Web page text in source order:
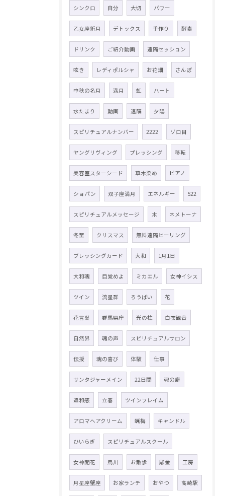
シンクロ 自分 大切 パワー
乙女座新月 デトックス 手作り 酵素
ドリンク ご紹介動画 遠隔セッション
呟き レディポルシャ お花畑 さんぽ
中秋の名月 満月 虹 ハート
水たまり 動画 遠隔 夕陽
スピリチュアルナンバー 2222 ゾロ目
ヤングリヴィング プレッシング 移転
美容室スターシード 草木染め ピアノ
ショパン 双子座満月 エネルギー 522
スピリチュアルメッセージ 木 ネメトーナ
冬至 クリスマス 無料遠隔ヒーリング
ブレッシングカード 大和 1月1日
大和魂 目覚めよ ミカエル 女神イシス
ツイン 流星群 ろうばい 花
花言葉 群馬県庁 光の柱 白衣観音
自然界 魂の声 スピリチュアルサロン
伝授 魂の喜び 体験 仕事
サンタジャーメイン 22日間 魂の癖
違和感 立春 ツインフレイム
アロマヘアクリーム 蝋梅 キャンドル
ひいらぎ スピリチュアルスクール
女神開花 烏川 お散歩 彫金 工房
月星座蟹座 お家ランチ おやつ 高崎駅